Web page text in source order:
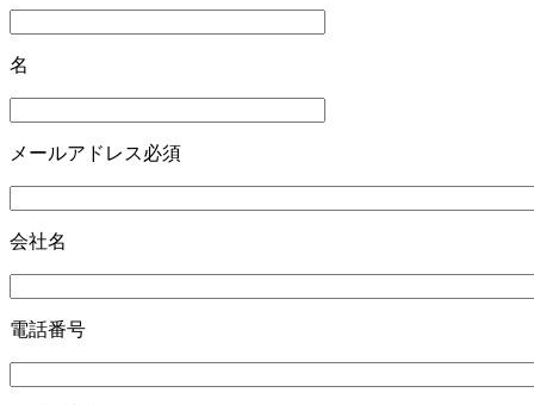
名
メールアドレス必須
会社名
電話番号